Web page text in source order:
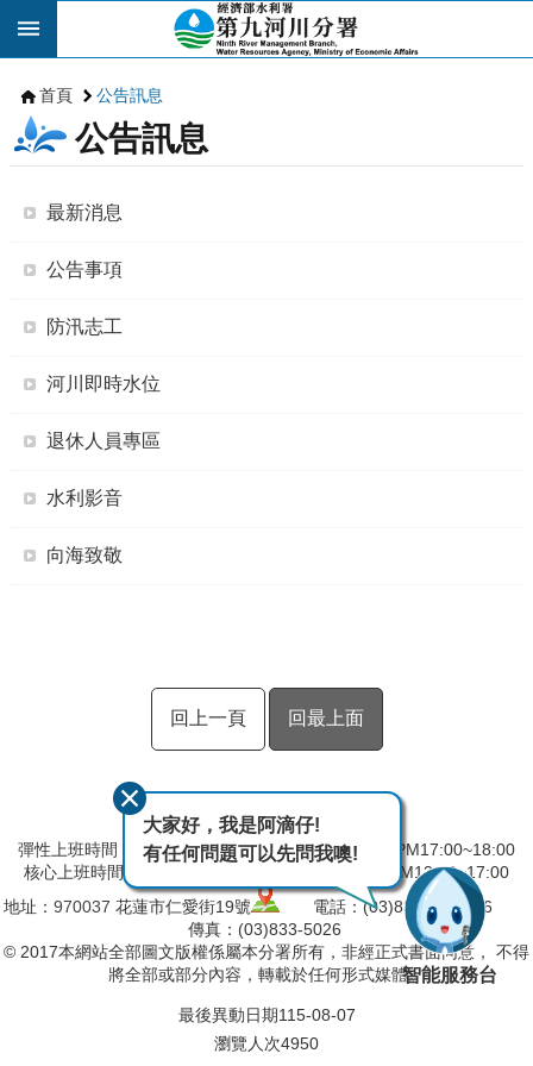
跳到主要內容區塊
首頁 公告訊息
公告訊息
最新消息
公告事項
防汛志工
河川即時水位
退休人員專區
水利影音
向海致敬
回上一頁 回最上面
彈性上班時間：AM8:00~09:00 彈性下班時間：PM17:00~18:00
核心上班時間：星期一 ~ 星期五 AM09:00~12:30 PM13:30~17:00
地址： 970037 花蓮市仁愛街19號
電話：(03)832-5103～6
傳真：(03)833-5026
© 2017本網站全部圖文版權係屬本分署所有，非經正式書面同意， 不得
將全部或部分內容，轉載於任何形式媒體。
最後異動日期115-08-07
瀏覽人次4950
大家好，我是阿滴仔!
有任何問題可以先問我噢!
智能服務台